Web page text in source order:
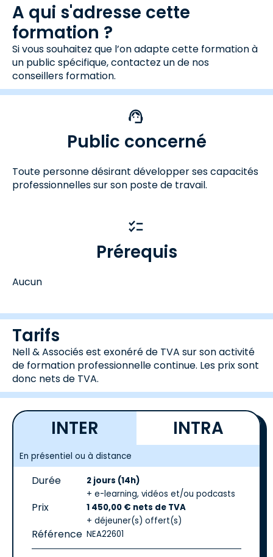
A qui s'adresse cette
formation ?
Si vous souhaitez que l’on adapte cette formation à
un public spécifique, contactez un de nos
conseillers formation.
Public concerné
Toute personne désirant développer ses capacités
professionnelles sur son poste de travail.
Prérequis
Aucun
Tarifs
Nell & Associés est exonéré de TVA sur son activité
de formation professionnelle continue. Les prix sont
donc nets de TVA.
INTER INTRA
En présentiel ou à distance
Durée
2 jours (14h)
+ e-learning, vidéos et/ou podcasts
Prix
1 450,00 € nets de TVA
+ déjeuner(s) offert(s)
Référence NEA22601